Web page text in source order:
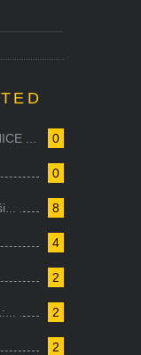
0
...
0
8
4
2
2
2